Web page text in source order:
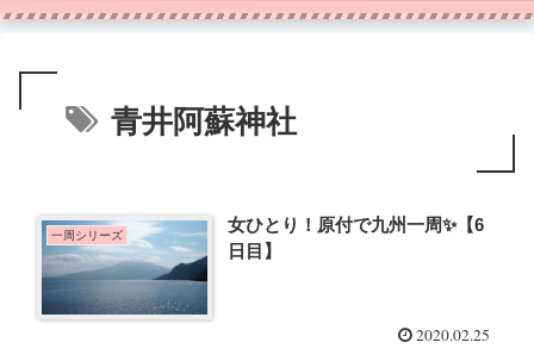
青井阿蘇神社
一周シリーズ
女ひとり！原付で九州一周✨【6
日目】
2020.02.25